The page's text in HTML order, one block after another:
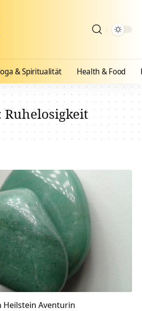
& Spiritualität Health & Food
Ruhelosigkeit
Heilstein Aventurin